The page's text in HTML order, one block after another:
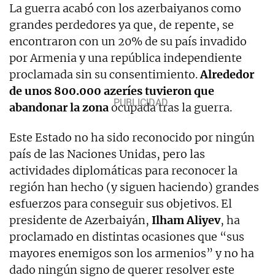
La guerra acabó con los azerbaiyanos como
grandes perdedores ya que, de repente, se
encontraron con un 20% de su país invadido
por Armenia y una república independiente
proclamada sin su consentimiento.Alrededor
de unos 800.000 azeríes tuvieron que
abandonar la zonaocupada tras la guerra.
Este Estado no ha sido reconocido por ningún
país de las Naciones Unidas, pero las
actividades diplomáticas para reconocer la
región han hecho (y siguen haciendo) grandes
esfuerzos para conseguir sus objetivos. El
presidente de Azerbaiyán, Ilham Aliyev, ha
proclamado en distintas ocasiones que “sus
mayores enemigos son los armenios” y no ha
dado ningún signo de querer resolver este